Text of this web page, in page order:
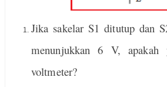
Jika sakelar S1 ditutup dan
menunjukkan 6 V, apakah
voltmeter?